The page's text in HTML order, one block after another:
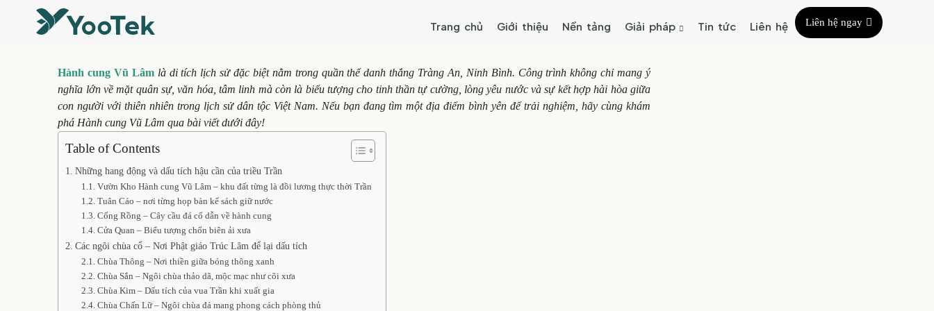
Trang chủ Giới thiệu Nền tảng Giải pháp Tin tức Liên hệ Liên hệ ngay
Hành cung Vũ Lâmlà di tích lịch sử đặc biệt nằm trong quần thể danh thắng Tràng An, Ninh Bình. Công trình không chỉ mang ý
nghĩa lớn về mặt quân sự, văn hóa, tâm linh mà còn là biểu tượng cho tinh thần tự cường, lòng yêu nước và sự kết hợp hài hòa giữa
con người với thiên nhiên trong lịch sử dân tộc Việt Nam. Nếu bạn đang tìm một địa điểm bình yên để trải nghiệm, hãy cùng khám
phá Hành cung Vũ Lâm qua bài viết dưới đây!
Table of Contents
Những hang động và dấu tích hậu cần của triều Trần
Vườn Kho Hành cung Vũ Lâm – khu đất từng là đồi lương thực thời Trần
Tuân Cáo – nơi từng họp bàn kế sách giữ nước
Cống Rồng – Cây cầu đá cổ dẫn về hành cung
Cửa Quan – Biểu tượng chốn biên ải xưa
Các ngôi chùa cổ – Nơi Phật giáo Trúc Lâm để lại dấu tích
Chùa Thông – Nơi thiền giữa bóng thông xanh
Chùa Sắn – Ngôi chùa thảo dã, mộc mạc như cõi xưa
Chùa Kim – Dấu tích của vua Trần khi xuất gia
Chùa Chấn Lữ – Ngôi chùa đá mang phong cách phòng thủ